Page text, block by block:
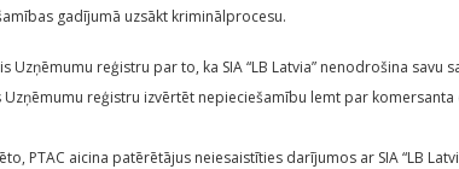
gadījumā uzsākt kriminālprocesu.
Uzņēmumu reģistru par to, ka SIA “LB Latvia” nenodrošina savu
Uzņēmumu reģistru izvērtēt nepieciešamību lemt par
PTAC aicina patērētājus neiesaistīties darījumos ar SIA “LB